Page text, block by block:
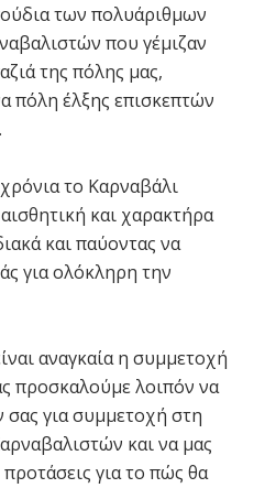
των πολυάριθμων
που γέμιζαν
της πόλης μας,
πόλη έλξης επισκεπτών
το Καρναβάλι
και χαρακτήρα
και παύοντας να
για ολόκληρη την
αναγκαία η συμμετοχή
προσκαλούμε λοιπόν να
για συμμετοχή στη
και να μας
προτάσεις για το πώς θα